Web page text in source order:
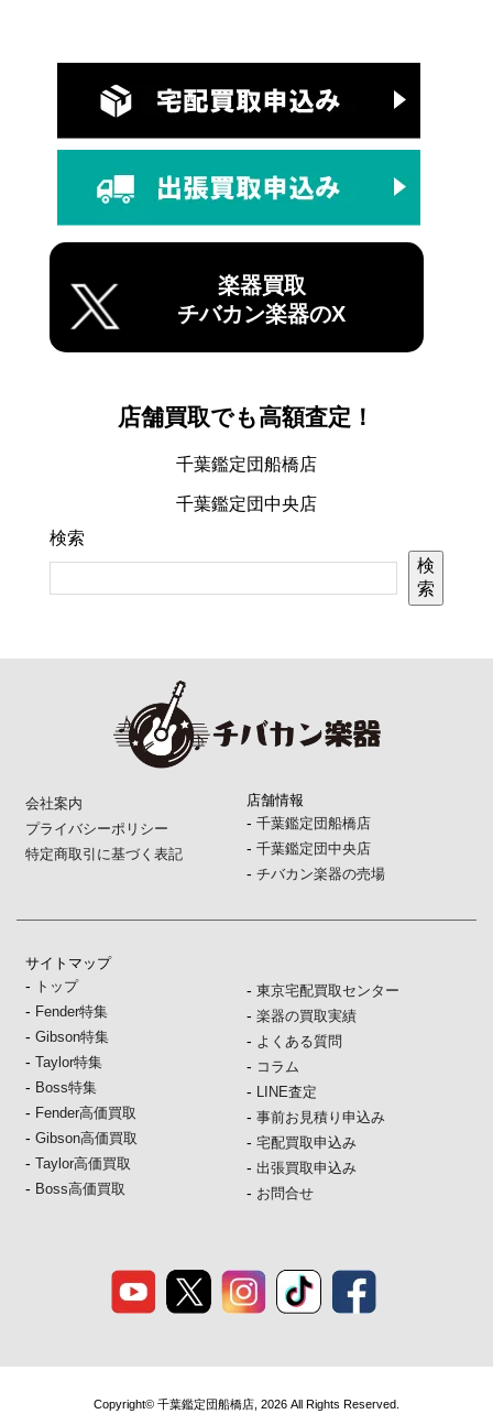
楽器買取
チバカン楽器のX
店舗買取でも高額査定！
千葉鑑定団船橋店
千葉鑑定団中央店
検索
検
索
会社案内
プライバシーポリシー
特定商取引に基づく表記
店舗情報
- 千葉鑑定団船橋店
- 千葉鑑定団中央店
- チバカン楽器の売場
サイトマップ
- トップ
- Fender特集
-Gibson特集
-Taylor特集
- Boss特集
- Fender高価買取
-Gibson高価買取
-Taylor高価買取
- Boss高価買取
- 東京宅配買取センター
- 楽器の買取実績
- よくある質問
- コラム
- LINE査定
- 事前お見積り申込み
- 宅配買取申込み
- 出張買取申込み
- お問合せ
Copyright© 千葉鑑定団船橋店, 2026 All Rights Reserved.